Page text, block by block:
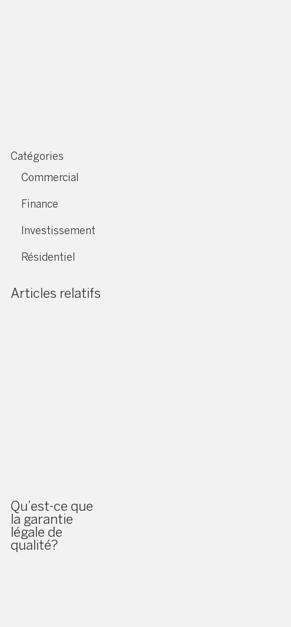
Catégories
Commercial
Finance
Investissement
Résidentiel
Articles relatifs
Qu’est-ce que
la garantie
légale de
qualité?